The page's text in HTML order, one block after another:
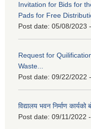
Invitation for Bids for
Pads for Free
Post date: 05/08/2023
Request for
Waste...
Post date: 09/22/2022
विद्यालय भवन निर्माण
Post date: 09/11/2022